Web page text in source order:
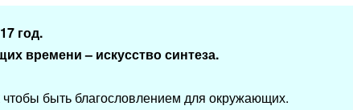
год.
времени – искусство синтеза.
чтобы быть благословлением для окружающих.